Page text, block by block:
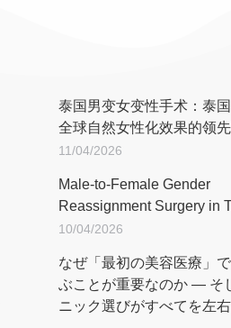
泰国男变女变性手术：泰
全球自然女性化效果的领
11/04/2026
Male-to-Female Gender
Reassignment Surgery in
10/04/2026
なぜ「最初の美容医療」
ぶことが重要なのか ― そ
ニック選びがすべてを左